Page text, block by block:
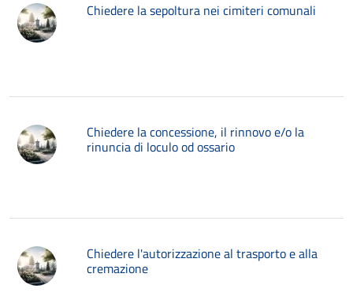
Chiedere la sepoltura nei cimiteri comunali
Chiedere la concessione, il rinnovo e/o la
rinuncia di loculo od ossario
Chiedere l'autorizzazione al trasporto e alla
cremazione